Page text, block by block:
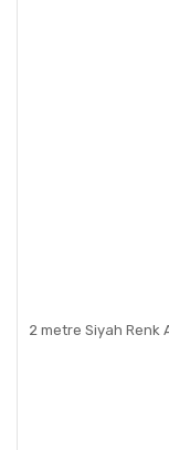
2 metre Siyah Renk